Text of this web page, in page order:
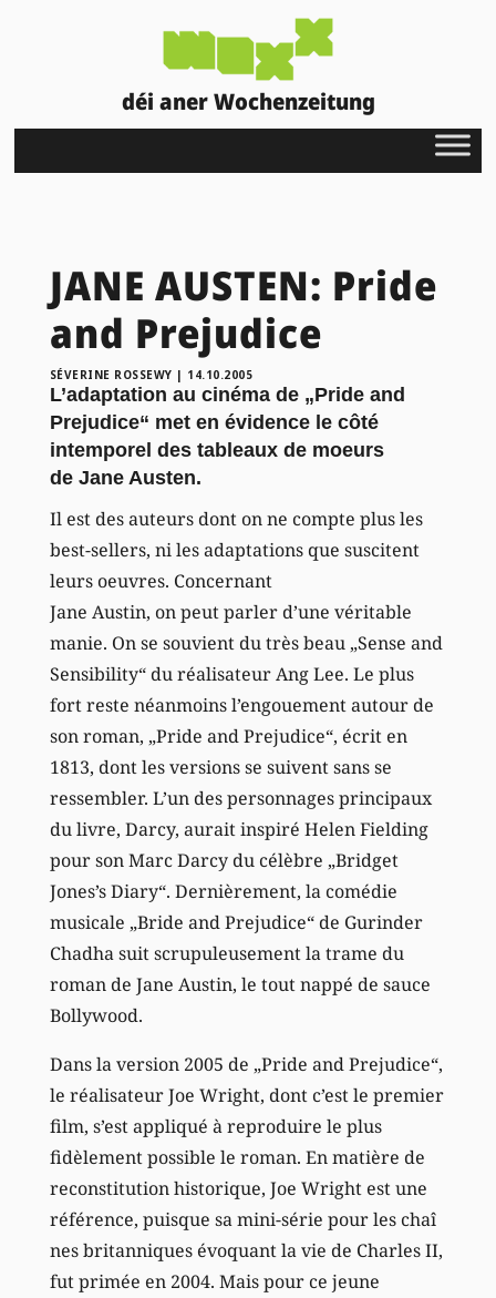
déi aner Wochenzeitung
JANE AUSTEN: Pride
and Prejudice
SÉVERINE ROSSEWY | 14.10.2005
L’adaptation au cinéma de „Pride and
Prejudice“ met en évidence le côté
intemporel des tableaux de moeurs
de Jane Austen.
Il est des auteurs dont on ne compte plus les
best-sellers, ni les adaptations que suscitent
leurs oeuvres. Concernant
Jane Austin, on peut parler d’une véritable
manie. On se souvient du très beau „Sense and
Sensibility“ du réalisateur Ang Lee. Le plus
fort reste néanmoins l’engouement autour de
son roman, „Pride and Prejudice“, écrit en
1813, dont les versions se suivent sans se
ressembler. L’un des personnages principaux
du livre, Darcy, aurait inspiré Helen Fielding
pour son Marc Darcy du célèbre „Bridget
Jones’s Diary“. Dernièrement, la comédie
musicale „Bride and Prejudice“ de Gurinder
Chadha suit scrupuleusement la trame du
roman de Jane Austin, le tout nappé de sauce
Bollywood.
Dans la version 2005 de „Pride and Prejudice“,
le réalisateur Joe Wright, dont c’est le premier
film, s’est appliqué à reproduire le plus
fidèlement possible le roman. En matière de
reconstitution historique, Joe Wright est une
référence, puisque sa mini-série pour les chaî
nes britanniques évoquant la vie de Charles II,
fut primée en 2004. Mais pour ce jeune